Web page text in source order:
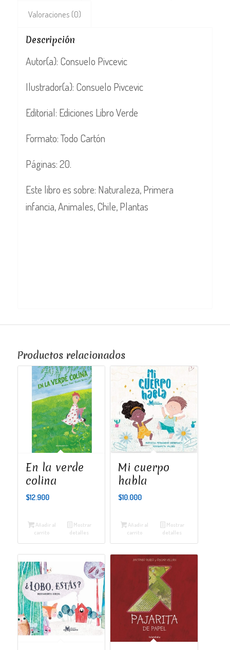
Valoraciones (0)
Descripción
Autor(a): Consuelo Pivcevic
Ilustrador(a): Consuelo Pivcevic
Editorial: Ediciones Libro Verde
Formato: Todo Cartón
Páginas: 20.
Este libro es sobre: Naturaleza, Primera
infancia, Animales, Chile, Plantas
Productos relacionados
En la verde
colina
$12.900
Añadir al
carrito
Mostrar
detalles
Mi cuerpo
habla
$10.000
Añadir al
carrito
Mostrar
detalles